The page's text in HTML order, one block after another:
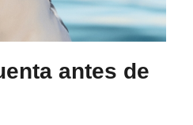
antes de